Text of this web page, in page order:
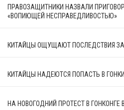
ПРАВОЗАЩИТНИКИ НАЗВАЛИ
«ВОПИЮЩЕЙ НЕСПРАВЕДЛИВОСТЬЮ»
КИТАЙЦЫ ОЩУЩАЮТ ПОСЛЕДСТВИЯ
КИТАЙЦЫ НАДЕЮТСЯ ПОПАСТЬ В
НА НОВОГОДНИЙ ПРОТЕСТ В